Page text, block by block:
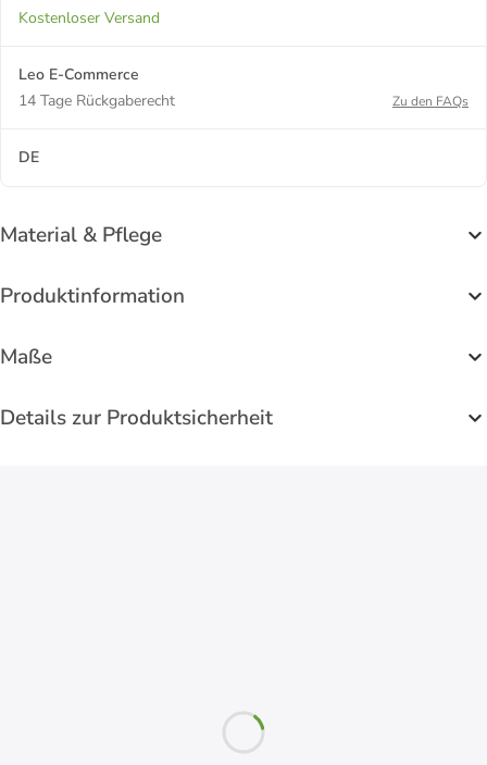
Kostenloser Versand
Leo E-Commerce
14 Tage Rückgaberecht
Zu den FAQs
DE
Material & Pflege
Produktinformation
Maße
Details zur Produktsicherheit